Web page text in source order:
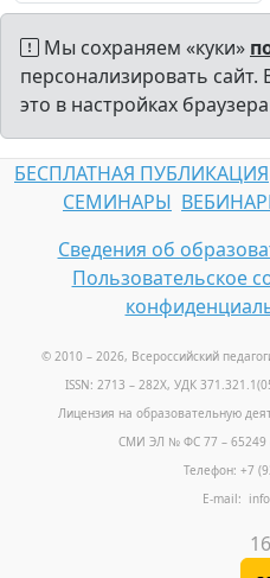
Мы сохраняем «куки»
персонализировать
это в настройках браузера
БЕСПЛАТНАЯ ПУБЛИКАЦИЯ
СЕМИНАРЫ
Сведения об
Пользовательское
© 2010 – 2026, Всероссийский
ISSN: 2713 – 282X, УДК
Лицензия на образовательную
СМИ ЭЛ № ФС 77 – 65249
Телефон: +7
E-mail: